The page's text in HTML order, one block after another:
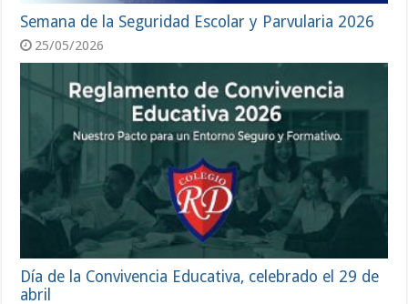
Semana de la Seguridad Escolar y Parvularia 2026
25/05/2026
Día de la Convivencia Educativa, celebrado el 29 de
abril